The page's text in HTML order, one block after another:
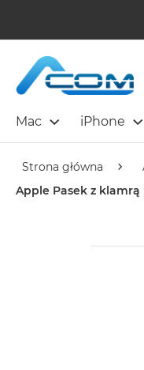
Mac iPhone
Strona główna
Apple Pasek z